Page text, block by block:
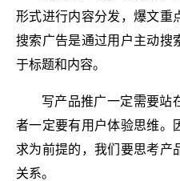
形式进行内容分发，爆文重
搜索广告是通过用户主动搜
于标题和内容。
写产品推广一定需要站
者一定要有用户体验思维。
求为前提的，我们要思考产
关系。